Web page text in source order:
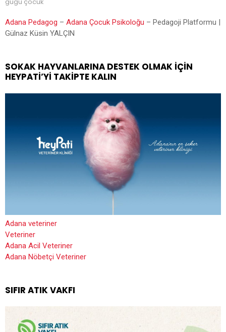
Adana Pedagog – Adana Çocuk Psikoloğu – Pedagoji Platformu |
Gülnaz Küsin YALÇIN
SOKAK HAYVANLARINA DESTEK OLMAK İÇIN
HEYPATİ’YI TAKIPTE KALIN
Adana veteriner
Veteriner
Adana Acil Veteriner
Adana Nöbetçi Veteriner
SIFIR ATIK VAKFI